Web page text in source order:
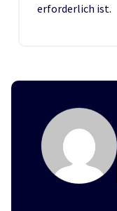
erforderlich ist.